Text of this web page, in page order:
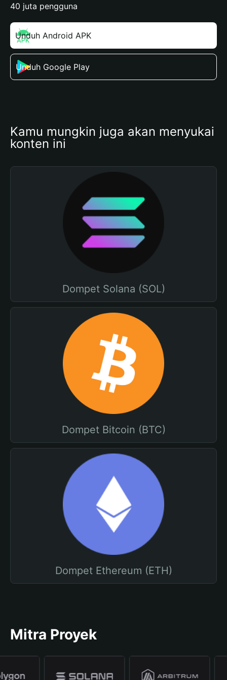
40 juta pengguna
Unduh Android APK
Unduh Google Play
Kamu mungkin juga akan menyukai
konten ini
Dompet Solana (SOL)
Dompet Bitcoin (BTC)
Dompet Ethereum (ETH)
Mitra Proyek